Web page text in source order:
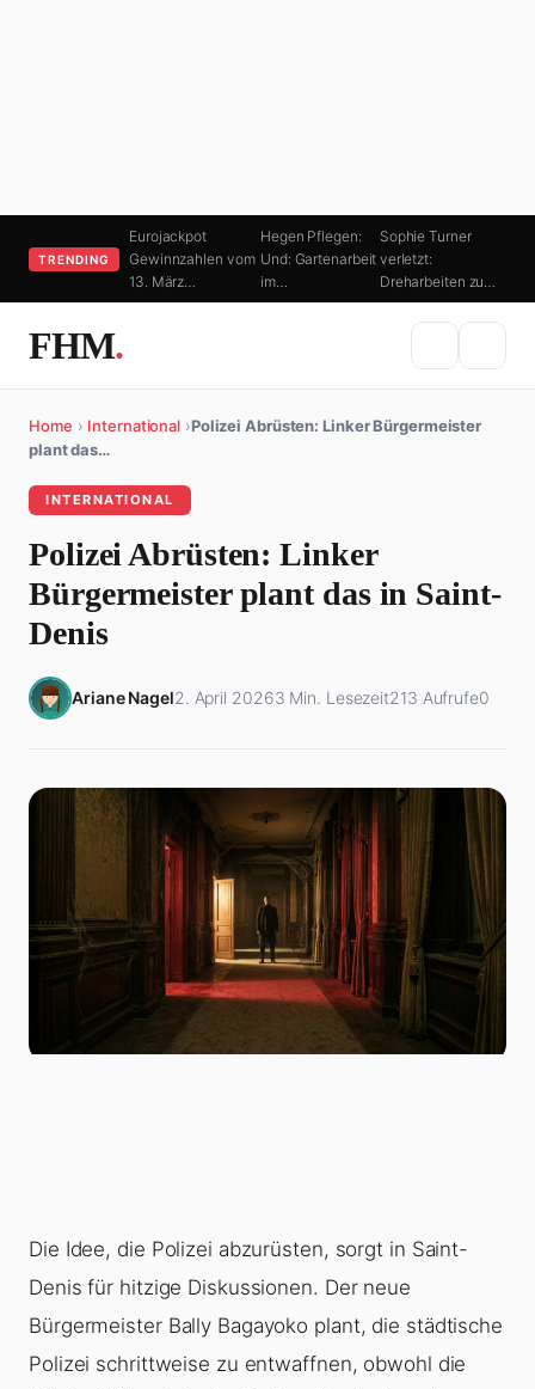
TRENDING
Eurojackpot
Gewinnzahlen vom
13. März…
Hegen Pflegen:
Und: Gartenarbeit
im…
Sophie Turner
verletzt:
Dreharbeiten zu…
FHM.
Home › International ›Polizei Abrüsten: Linker Bürgermeister
plant das…
INTERNATIONAL
Polizei Abrüsten: Linker
Bürgermeister plant das in Saint-
Denis
Ariane Nagel2. April 20263 Min. Lesezeit213 Aufrufe0
Die Idee, die Polizei abzurüsten, sorgt in Saint-
Denis für hitzige Diskussionen. Der neue
Bürgermeister Bally Bagayoko plant, die städtische
Polizei schrittweise zu entwaffnen, obwohl die